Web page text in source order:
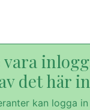
vara
det här
kan logga in